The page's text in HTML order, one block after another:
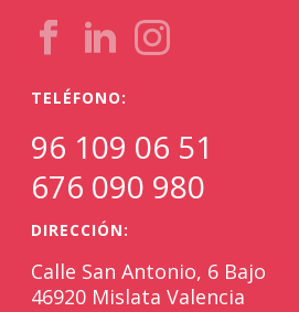
TELÉFONO:
96 109 06 51
676 090 980
DIRECCIÓN:
Calle San Antonio, 6 Bajo
46920 Mislata Valencia